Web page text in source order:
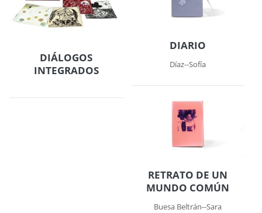
DIÁLOGOS
INTEGRADOS
DIARIO
Díaz--Sofía
RETRATO DE UN
MUNDO COMÚN
Buesa Beltrán--Sara